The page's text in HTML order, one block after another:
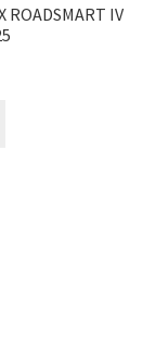
ROADSMART IV